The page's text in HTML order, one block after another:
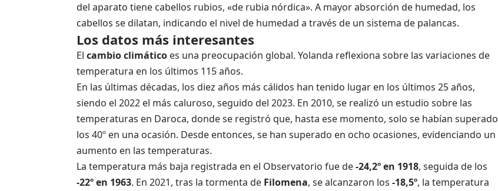
del aparato tiene cabellos rubios, «de rubia nórdica». A mayor absorción de humedad, los
cabellos se dilatan, indicando el nivel de humedad a través de un sistema de palancas.
Los datos más interesantes
El cambio climático es una preocupación global. Yolanda reflexiona sobre las variaciones de
temperatura en los últimos 115 años.
En las últimas décadas, los diez años más cálidos han tenido lugar en los últimos 25 años,
siendo el 2022 el más caluroso, seguido del 2023. En 2010, se realizó un estudio sobre las
temperaturas en Daroca, donde se registró que, hasta ese momento, solo se habían superado
los 40º en una ocasión. Desde entonces, se han superado en ocho ocasiones, evidenciando un
aumento en las temperaturas.
La temperatura más baja registrada en el Observatorio fue de-24,2º en 1918, seguida de los
-22º en 1963. En 2021, tras la tormenta de Filomena, se alcanzaron los -18,5º, la temperatura